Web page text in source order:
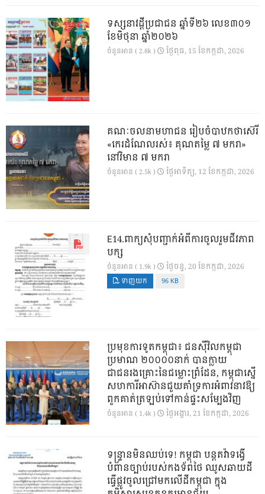
ទស្សនាវដ្ដីប្រជាជន ឆ្នាំទី២៦ លេខ៣០១
ខែមិថុនា ឆ្នាំ២០២៦
ចំនួនអាន ( 2.8k ) ថ្ងៃ​ពុធ, 15 ខែ​កក្កដា, 2026
គណៈចលនាមហាជន រៀបចំបាឋកថាស៊េរី
«កេរដំណែលរស់៖ គុណតម្លៃ ៧ មករា»
នៅវិមាន ៧ មករា
ចំនួនអាន ( 2.5k ) ថ្ងៃ​អាទិត្យ, 12 ខែ​កក្កដា, 2026
E14.ពាក្យសុំបញ្ជាក់អំពីការចូលរួមជីវភាព
បក្ស
ចំនួនអាន ( 1.9k ) ថ្ងៃ​ចន្ទ, 20 ខែ​កក្កដា, 2026
ទាញយក 96 KB
ប្រមុខការទូតកម្ពុជា៖ ជនស៊ីវិលកម្ពុជា
ប្រមាណ ២០០០០នាក់ បានក្លាយ
ជាជនរងគ្រោះនៃជម្លោះព្រំដែន, កម្ពុជាស្នើ
សហការីអាស៊ានជួយគាំទ្រការអំពាវនាវឱ្យ
ពួកគាត់ត្រឡប់ទៅកាន់ផ្ទះសម្បែងវិញ
ចំនួនអាន ( 1.4k ) ថ្ងៃ​អង្គារ, 21 ខែ​កក្កដា, 2026
ទន្ទ្រានមិនឈប់ទេ! កម្ពុជា បន្តតវ៉ាទង្វើ
បំពានច្បាប់របស់កងទ័ពថៃ ឈូសឆាយដី
ធ្វើផ្លូវចូលជ្រៅមកលើដីកម្ពុជា ក្នុង